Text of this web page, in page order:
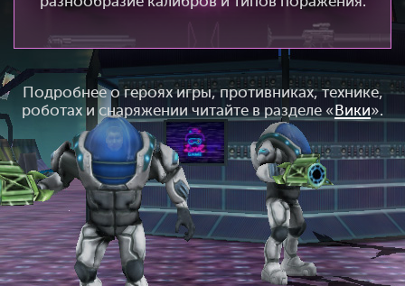
Подробнее о героях игры, противниках, технике,
роботах и снаряжении читайте в разделе « Вики».